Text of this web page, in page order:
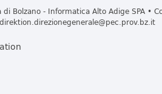
Bolzano - Informatica Alto Adige SPA •